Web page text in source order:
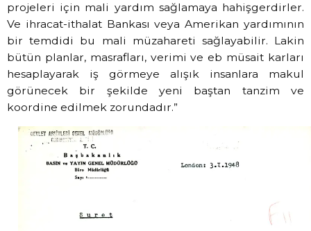
projeleri için mali yardım sağlamaya hahişgerdirler.
Ve ihracat-ithalat Bankası veya Amerikan yardımının
bir temdidi bu mali müzahareti sağlayabilir. Lakin
bütün planlar, masrafları, verimi ve eb müsait karları
hesaplayarak iş görmeye alışık insanlara makul
görünecek bir şekilde yeni baştan tanzim ve
koordine edilmek zorundadır.”